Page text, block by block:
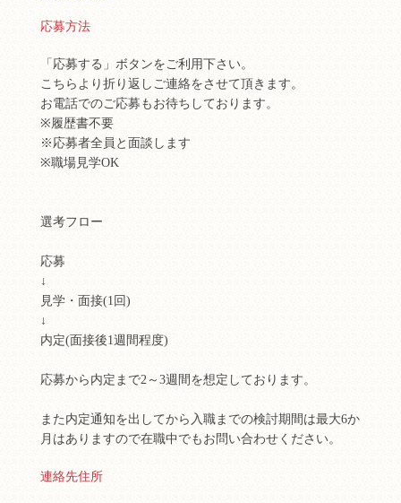
応募方法
「応募する」ボタンをご利用下さい。
こちらより折り返しご連絡をさせて頂きます。
お電話でのご応募もお待ちしております。
※履歴書不要
※応募者全員と面談します
※職場見学OK
選考フロー
応募
↓
見学・面接(1回)
↓
内定(面接後1週間程度)
応募から内定まで2～3週間を想定しております。
また内定通知を出してから入職までの検討期間は最大6か
月はありますので在職中でもお問い合わせください。
連絡先住所